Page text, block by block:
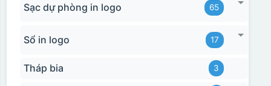
Sạc dự phòng in logo 65
Sổ in logo 17
Tháp bia 3